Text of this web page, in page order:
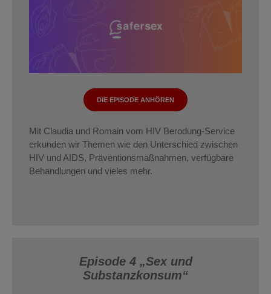
DIE EPISODE ANHÖREN
Mit Claudia und Romain vom HIV Berodung-Service
erkunden wir Themen wie den Unterschied zwischen
HIV und AIDS, Präventionsmaßnahmen, verfügbare
Behandlungen und vieles mehr.
Episode 4 „Sex und
Substanzkonsum“